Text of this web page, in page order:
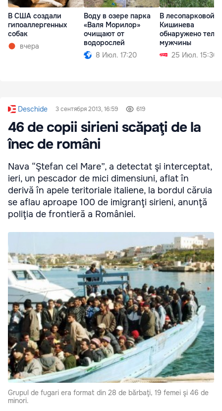
В США создали
гипоаллергенных
собак
вчера
Воду в озере парка
«Валя Морилор»
очищают от
водорослей
8 Июл. 17:20
В лесопарковой
Кишинева
обнаружено тело
мужчины
25 Июл. 15:30
Deschide 3 сентября 2013, 16:59 619
46 de copii sirieni scăpaţi de la
înec de români
Nava “Ştefan cel Mare”, a detectat şi interceptat,
ieri, un pescador de mici dimensiuni, aflat în
derivă în apele teritoriale italiene, la bordul căruia
se aflau aproape 100 de imigranţi sirieni, anunţă
poliţia de frontieră a României.
Grupul de fugari era format din 28 de bărbaţi, 19 femei şi 46 de
minori.